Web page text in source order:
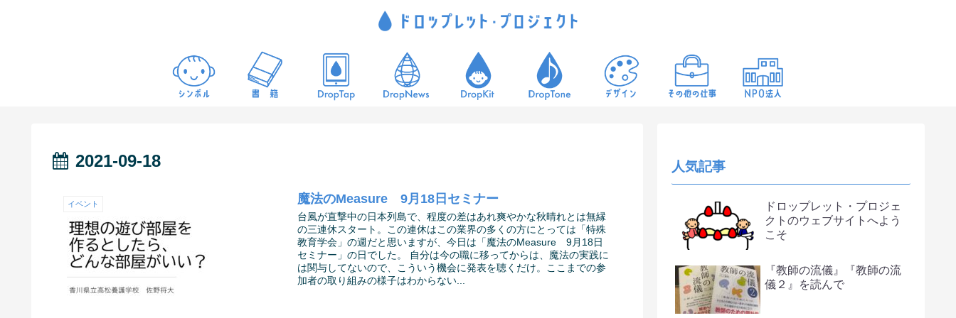
2021-09-18
イベント 魔法のMeasure 9月18日セミナー
台風が直撃中の日本列島で、程度の差はあれ爽やかな秋晴れとは無縁
の三連休スタート。この連休はこの業界の多くの方にとっては「特殊
教育学会」の週だと思いますが、今日は「魔法のMeasure 9月18日
セミナー」の日でした。 自分は今の職に移ってからは、魔法の実践に
は関与してないので、こういう機会に発表を聴くだけ。ここまでの参
加者の取り組みの様子はわからない...
人気記事
ドロップレット・プロジェ
クトのウェブサイトへよう
こそ
『教師の流儀』『教師の流
儀２』を読んで